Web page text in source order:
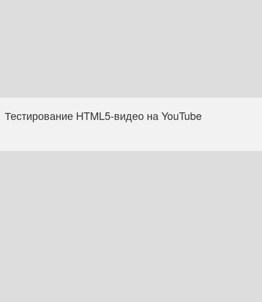
Тестирование HTML5-видео на YouTube